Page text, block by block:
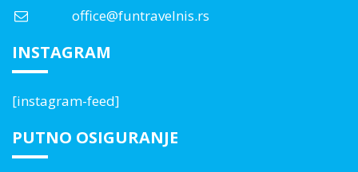
office@funtravelnis.rs
INSTAGRAM
[instagram-feed]
PUTNO OSIGURANJE